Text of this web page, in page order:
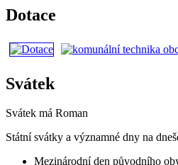
Dotace
Svátek
Svátek má Roman
Státní svátky a významné dny na
Mezinárodní den původního